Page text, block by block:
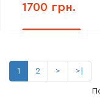
1700 грн.
1 2 > >|